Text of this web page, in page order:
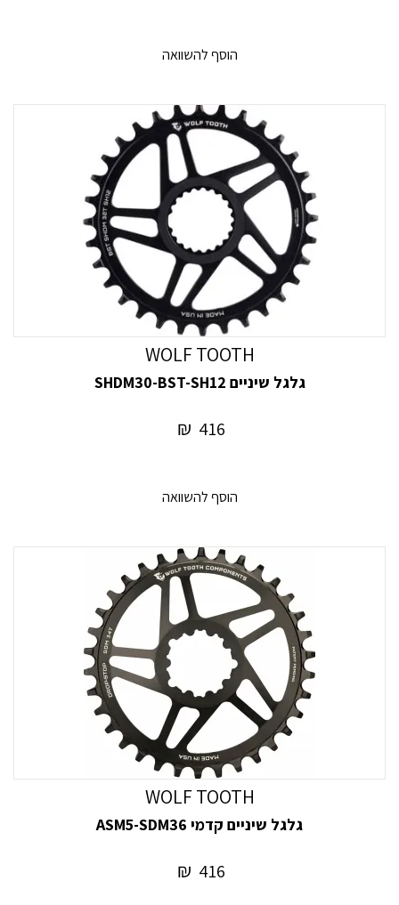
הוסף להשוואה
WOLF TOOTH
גלגל שיניים SHDM30-BST-SH12
416
₪
הוסף להשוואה
WOLF TOOTH
גלגל שיניים קדמי ASM5-SDM36
416
₪